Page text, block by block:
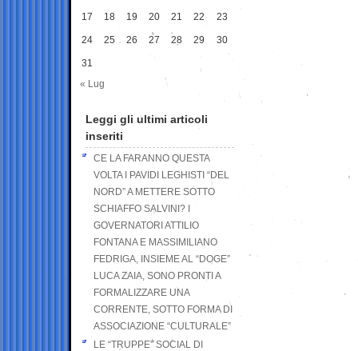
17 18 19 20 21 22 23
24 25 26 27 28 29 30
31
« Lug
Leggi gli ultimi articoli
inseriti
CE LA FARANNO QUESTA
VOLTA I PAVIDI LEGHISTI “DEL
NORD” A METTERE SOTTO
SCHIAFFO SALVINI? I
GOVERNATORI ATTILIO
FONTANA E MASSIMILIANO
FEDRIGA, INSIEME AL “DOGE”
LUCA ZAIA, SONO PRONTI A
FORMALIZZARE UNA
CORRENTE, SOTTO FORMA DI
ASSOCIAZIONE “CULTURALE”
LE “TRUPPE” SOCIAL DI